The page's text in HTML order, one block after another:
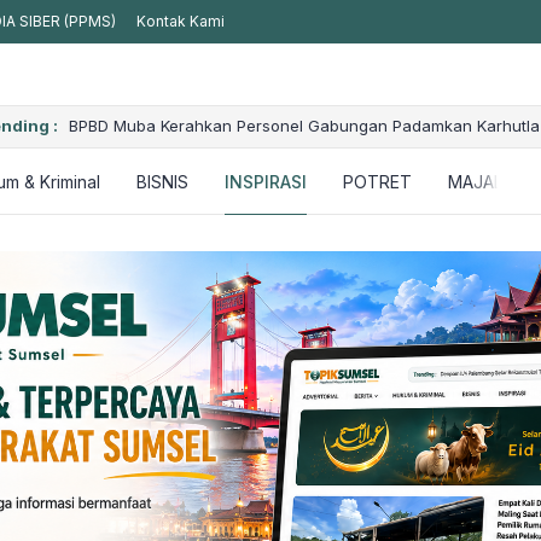
SIBER (PPMS) Kontak Kami
: BPBD Muba Kerahkan Personel Gabungan Padamkan
& Kriminal BISNIS INSPIRASI POTRET MAJALAH